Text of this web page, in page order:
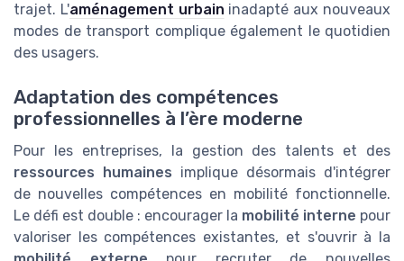
trajet. L'aménagement urbain inadapté aux nouveaux
modes de transport complique également le quotidien
des usagers.
Adaptation des compétences
professionnelles à l’ère moderne
Pour les entreprises, la gestion des talents et des
ressources humaines implique désormais d'intégrer
de nouvelles compétences en mobilité fonctionnelle.
Le défi est double : encourager la mobilité interne pour
valoriser les compétences existantes, et s'ouvrir à la